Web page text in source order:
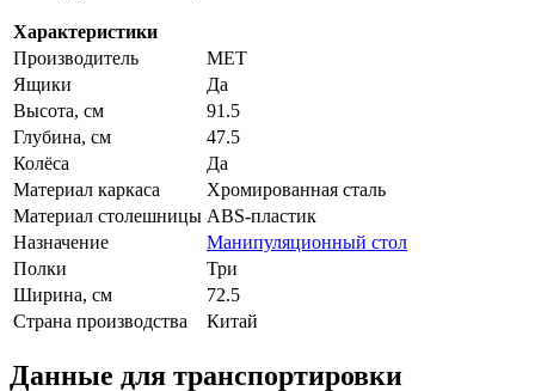
Характеристики
Производитель
МЕТ
Ящики
Да
Высота, см
91.5
Глубина, см
47.5
Колёса
Да
Материал каркаса
Хромированная сталь
Материал столешницы ABS-пластик
Назначение
Манипуляционный стол
Полки
Три
Ширина, см
72.5
Страна производства
Китай
Данные для транспортировки